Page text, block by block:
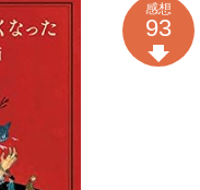
感想
93